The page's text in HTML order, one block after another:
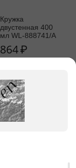
Кружка
двустенная 400
мл WL‑888741/A
864₽